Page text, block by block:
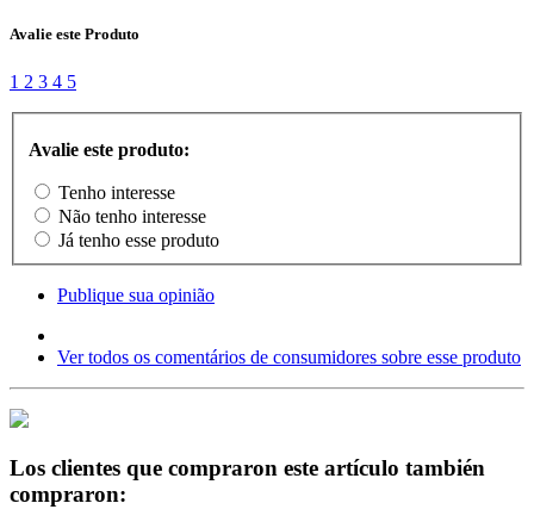
Avalie este Produto
1 2 3 4 5
Avalie este produto:
Tenho interesse
Não tenho interesse
Já tenho esse produto
Publique sua opinião
Ver todos os comentários de consumidores sobre esse produto
Los clientes que compraron este artículo también
compraron: